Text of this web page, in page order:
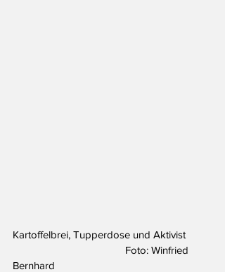
Kartoffelbrei, Tupperdose und Aktivist
Bernhard